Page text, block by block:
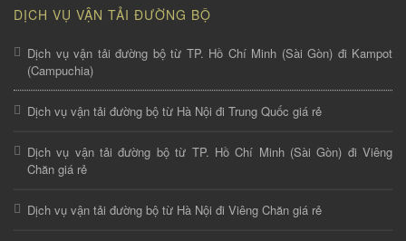
DỊCH VỤ VẬN TẢI ĐƯỜNG BỘ
Dịch vụ vận tải đường bộ từ TP. Hồ Chí Minh (Sài Gòn) đi Kampot
(Campuchia)
Dịch vụ vận tải đường bộ từ Hà Nội đi Trung Quốc giá rẻ
Dịch vụ vận tải đường bộ từ TP. Hồ Chí Minh (Sài Gòn) đi Viêng
Chăn giá rẻ
Dịch vụ vận tải đường bộ từ Hà Nội đi Viêng Chăn giá rẻ